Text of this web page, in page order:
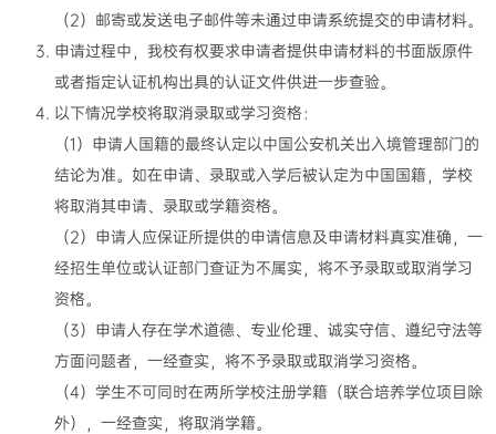
（2）邮寄或发送电子邮件等未通过申请系统提交的申请材料。
申请过程中，我校有权要求申请者提供申请材料的书面版原件
或者指定认证机构出具的认证文件供进一步查验。
以下情况学校将取消录取或学习资格：
（1）申请人国籍的最终认定以中国公安机关出入境管理部门的
结论为准。如在申请、录取或入学后被认定为中国国籍，学校
将取消其申请、录取或学籍资格。
（2）申请人应保证所提供的申请信息及申请材料真实准确，一
经招生单位或认证部门查证为不属实，将不予录取或取消学习
资格。
（3）申请人存在学术道德、专业伦理、诚实守信、遵纪守法等
方面问题者，一经查实，将不予录取或取消学习资格。
（4）学生不可同时在两所学校注册学籍（联合培养学位项目除
外），一经查实，将取消学籍。